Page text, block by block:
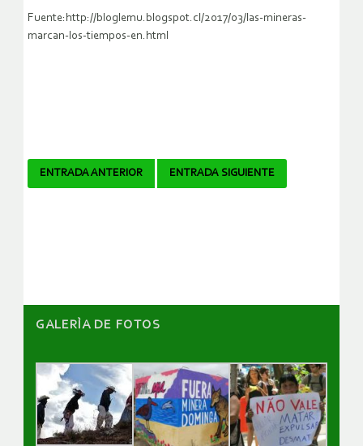
Fuente:http://bloglemu.blogspot.cl/2017/03/las-mineras-
marcan-los-tiempos-en.html
Navegador
ENTRADA ANTERIOR ENTRADA SIGUIENTE
GALERÌA DE FOTOS